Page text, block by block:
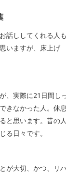
話ししてくれる人
いますが、床上
、実際に21日間し
きなかった人。休
と思います。昔の
る日々です。
が大切、かつ、リ